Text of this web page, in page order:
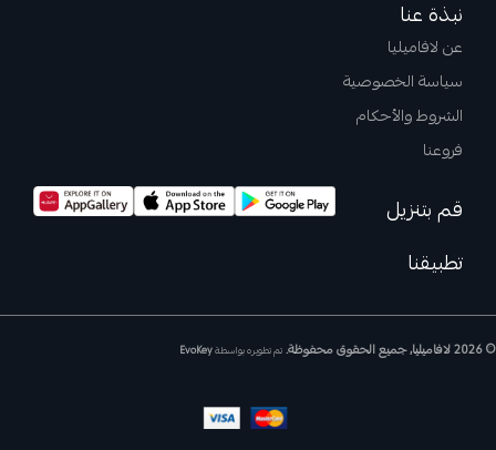
نبذة عنا
عن لافاميليا
سياسة الخصوصية
الشروط والأحكام
فروعنا
قم بتنزيل
تطبيقنا
© 2026 لافاميليا, جميع الحقوق محفوظة. تم تطويره بواسطةEvoKey